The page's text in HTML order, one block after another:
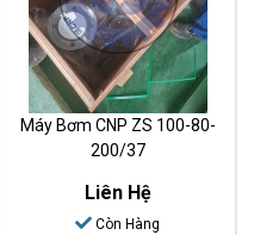
Máy Bơm CNP ZS 100-80-
200/37
Liên Hệ
Còn Hàng